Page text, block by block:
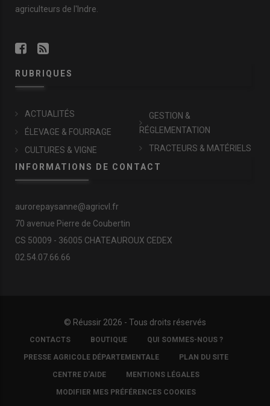
agriculteurs de l'Indre.
RUBRIQUES
ACTUALITÉS
ÉLEVAGE & FOURRAGE
CULTURES & VIGNE
GESTION &
RÉGLEMENTATION
TRACTEURS & MATÉRIELS
INFORMATIONS DE CONTACT
aurorepaysanne@agricvl.fr
70 avenue Pierre de Coubertin
CS 50009 - 36005 CHATEAUROUX CEDEX
02.54.07.66.66
© Réussir 2026 - Tous droits réservés
FOOTER
COPYRIGHT
CONTACTS BOUTIQUE QUI SOMMES-NOUS ?
PRESSE AGRICOLE DÉPARTEMENTALE PLAN DU SITE
CENTRE D'AIDE MENTIONS LÉGALES
MODIFIER MES PRÉFÉRENCES COOKIES